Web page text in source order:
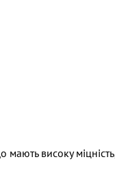
високу